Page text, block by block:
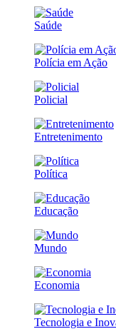
Saúde
Polícia em Ação
Policial
Entretenimento
Política
Educação
Mundo
Economia
Tecnologia e